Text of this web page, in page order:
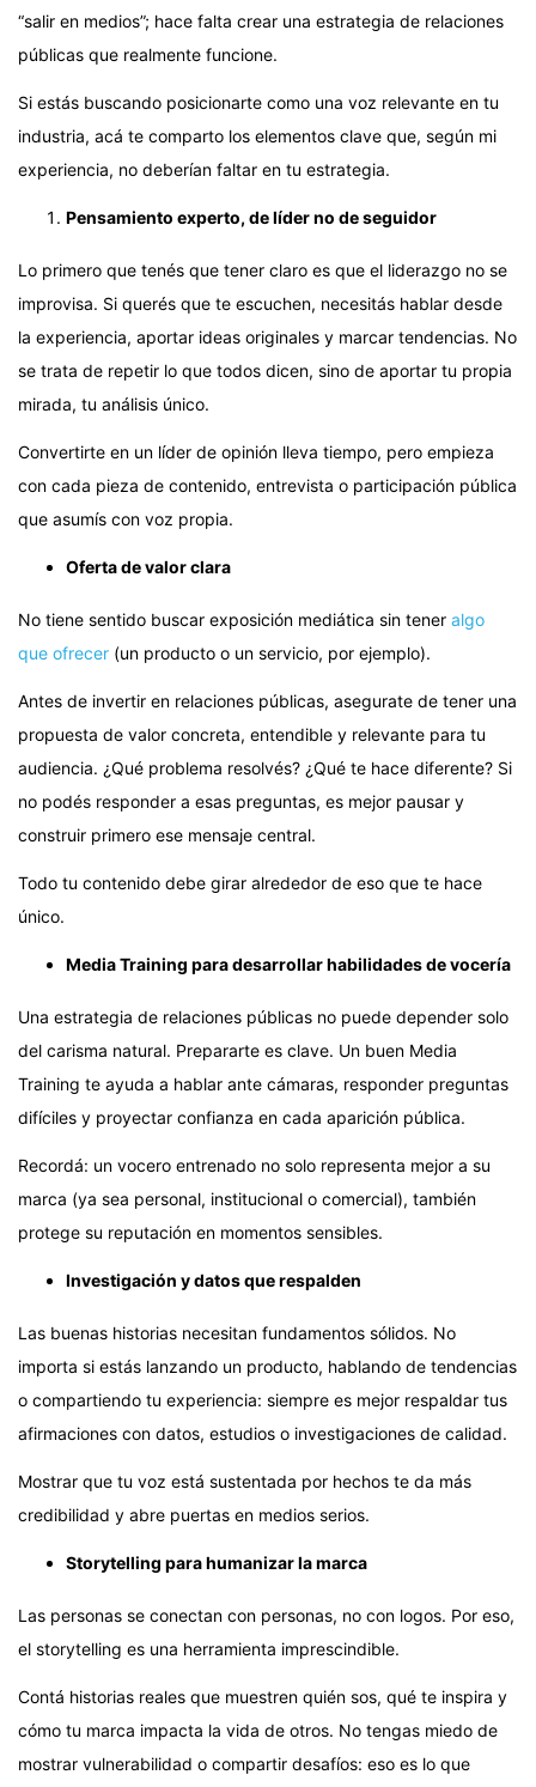
“salir en medios”; hace falta crear una estrategia de relaciones
públicas que realmente funcione.
Si estás buscando posicionarte como una voz relevante en tu
industria, acá te comparto los elementos clave que, según mi
experiencia, no deberían faltar en tu estrategia.
Pensamiento experto, de líder no de seguidor
Lo primero que tenés que tener claro es que el liderazgo no se
improvisa. Si querés que te escuchen, necesitás hablar desde
la experiencia, aportar ideas originales y marcar tendencias. No
se trata de repetir lo que todos dicen, sino de aportar tu propia
mirada, tu análisis único.
Convertirte en un líder de opinión lleva tiempo, pero empieza
con cada pieza de contenido, entrevista o participación pública
que asumís con voz propia.
Oferta de valor clara
No tiene sentido buscar exposición mediática sin tener algo
que ofrecer (un producto o un servicio, por ejemplo).
Antes de invertir en relaciones públicas, asegurate de tener una
propuesta de valor concreta, entendible y relevante para tu
audiencia. ¿Qué problema resolvés? ¿Qué te hace diferente? Si
no podés responder a esas preguntas, es mejor pausar y
construir primero ese mensaje central.
Todo tu contenido debe girar alrededor de eso que te hace
único.
Media Training para desarrollar habilidades de vocería
Una estrategia de relaciones públicas no puede depender solo
del carisma natural. Prepararte es clave. Un buen Media
Training te ayuda a hablar ante cámaras, responder preguntas
difíciles y proyectar confianza en cada aparición pública.
Recordá: un vocero entrenado no solo representa mejor a su
marca (ya sea personal, institucional o comercial), también
protege su reputación en momentos sensibles.
Investigación y datos que respalden
Las buenas historias necesitan fundamentos sólidos. No
importa si estás lanzando un producto, hablando de tendencias
o compartiendo tu experiencia: siempre es mejor respaldar tus
afirmaciones con datos, estudios o investigaciones de calidad.
Mostrar que tu voz está sustentada por hechos te da más
credibilidad y abre puertas en medios serios.
Storytelling para humanizar la marca
Las personas se conectan con personas, no con logos. Por eso,
el storytelling es una herramienta imprescindible.
Contá historias reales que muestren quién sos, qué te inspira y
cómo tu marca impacta la vida de otros. No tengas miedo de
mostrar vulnerabilidad o compartir desafíos: eso es lo que